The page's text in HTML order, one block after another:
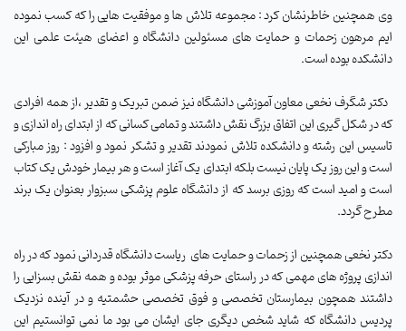
وی همچنین خاطرنشان کرد : مجموعه تلاش ها و موفقیت هایی را که کسب نموده
ایم مرهون زحمات و حمایت های مسئولین دانشگاه و اعضای هیئت علمی این
دانشکده بوده است.
دکتر شگرف نخعی معاون آموزشی دانشگاه نیز ضمن تبریک و تقدیر ،از همه افرادی
که در شکل گیری این اتفاق بزرگ نقش داشتند و تمامی کسانی که از ابتدای راه اندازی و
تاسیس این رشته و دانشکده تلاش نمودند تقدیر و تشکر نمود و افزود : روز مبارکی
است و این روز یک پایان نیست بلکه ابتدای یک آغاز است و هر بیمار خودش یک کتاب
است و امید است که روزی برسد که از دانشگاه علوم پزشکی سبزوار بعنوان یک برند
مطرح گردد.
دکتر نخعی همچنین از زحمات و حمایت های ریاست دانشگاه قدردانی نمود که در راه
اندازی پروژه های مهمی که در راستای حرفه پزشکی موثر بوده و همه نقش بسزایی را
داشتند همچون بیمارستان تخصصی و فوق تخصصی حشمتیه و در آینده نزدیک
پردیس دانشگاه که شاید شخص دیگری جای ایشان می بود ما نمی توانستیم این